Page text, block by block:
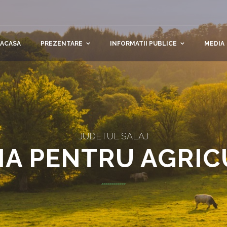
ACASA PREZENTARE INFORMATII PUBLICE MEDIA
JUDETUL SALAJ
PENTRU